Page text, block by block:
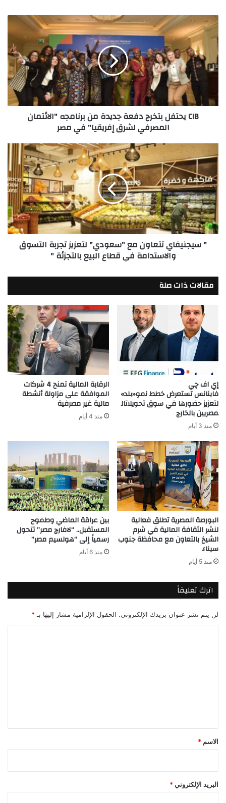
CIB
يحتفل
بتخرج
دفعة
جديدة
من
برنامجه
"الائتمان
المصرفي
CIB يحتفل بتخرج دفعة جديدة من برنامجه "الائتمان
المصرفي لشرق إفريقيا" في مصر
سيجنيفاي
تتعاون
مع
"سعودي"
لتعزيز
تجربة
التسوق
والاستدامة
بالتجزئة
" سيجنيفاي تتعاون مع "سعودي" لتعزيز تجربة التسوق
والاستدامة في قطاع البيع بالتجزئة "
مقالات ذات صلة
إي اف چي
فاينانس تستعرض خطط نمو«بلد»
لتعزيز حضورها في سوق تحويلاتال
مصريين بالخارج
منذ 3 أيام
الرقابة المالية تمنح 4 شركات
الموافقة على مزاولة أنشطة
مالية غير مصرفية
منذ 4 أيام
البورصة المصرية تطلق فعالية
لنشر الثقافة المالية في شرم
الشيخ بالتعاون مع محافظة جنوب
سيناء
منذ 5 أيام
بين عراقة الماضي وطموح
المستقبل.. “لافارچ مصر” تتحول
رسمياً إلى “هولسيم مصر”
منذ 6 أيام
اترك تعليقاً
لن يتم نشر عنوان بريدك الإلكتروني. الحقول الإلزامية مشار إليها بـ *
*
الاسم *
البريد الإلكتروني *